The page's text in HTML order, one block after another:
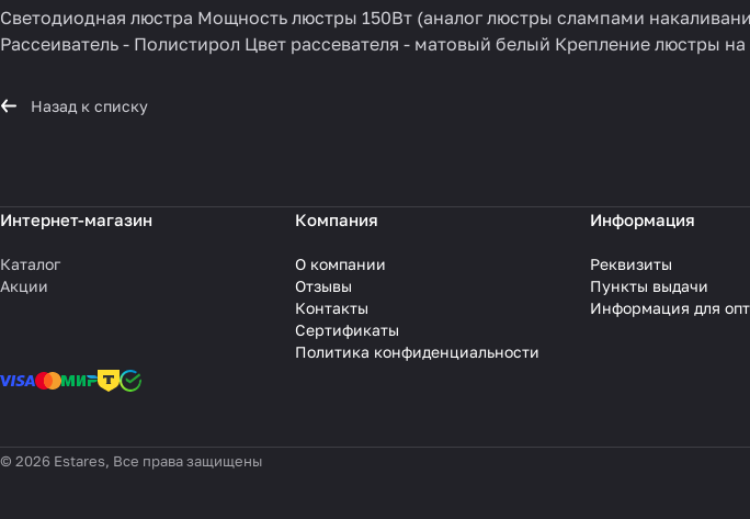
Светодиодная люстра Мощность люстры 150Вт (аналог люстры слампами
Рассеиватель - Полистирол Цвет рассевателя - матовый белый Крепление люстры
Назад к списку
Интернет-магазин
Каталог
Акции
Компания
О компании
Отзывы
Контакты
Сертификаты
Политика конфиденциальности
Информация
Реквизиты
Пункты выдачи
Информация для
© 2026 Estares, Все права защищены